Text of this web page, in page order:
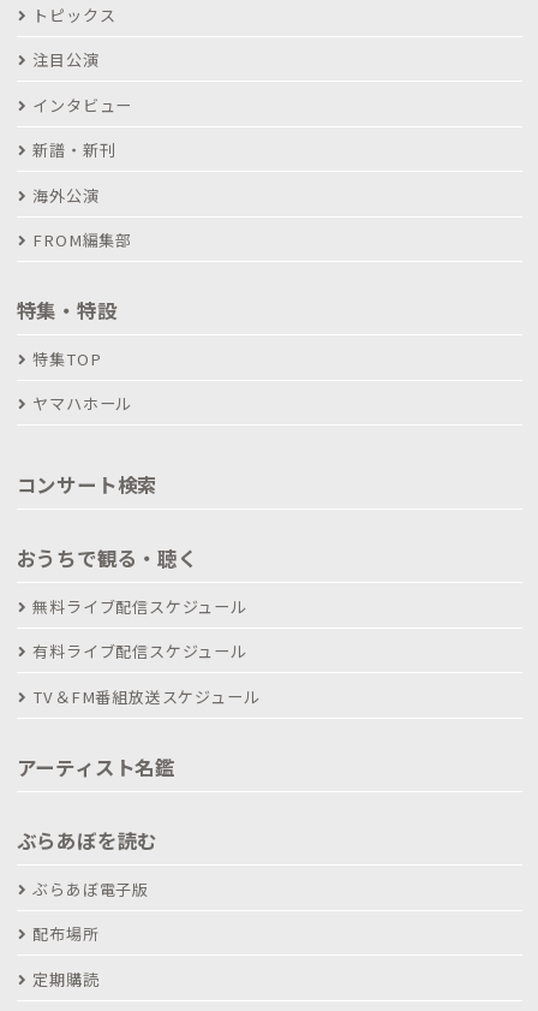
トピックス
注目公演
インタビュー
新譜・新刊
海外公演
FROM編集部
特集・特設
特集TOP
ヤマハホール
コンサート検索
おうちで観る・聴く
無料ライブ配信スケジュール
有料ライブ配信スケジュール
TV＆FM番組放送スケジュール
アーティスト名鑑
ぶらあぼを読む
ぶらあぼ電子版
配布場所
定期購読